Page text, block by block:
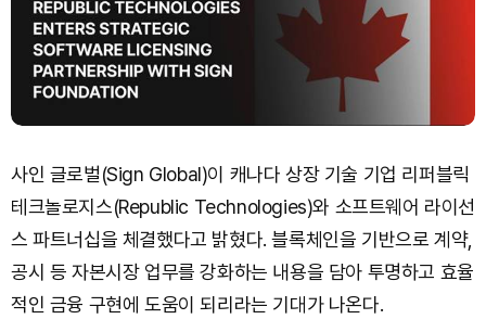
사인 글로벌(Sign Global)이 캐나다 상장 기술 기업 리퍼블릭
테크놀로지스(Republic Technologies)와 소프트웨어 라이선
스 파트너십을 체결했다고 밝혔다. 블록체인을 기반으로 계약,
공시 등 자본시장 업무를 강화하는 내용을 담아 투명하고 효율
적인 금융 구현에 도움이 되리라는 기대가 나온다.